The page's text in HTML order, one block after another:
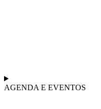
AGENDA E EVENTOS